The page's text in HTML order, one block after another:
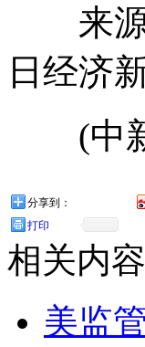
来源
日经济
(中新
分享到：
打印
相关内容
美监